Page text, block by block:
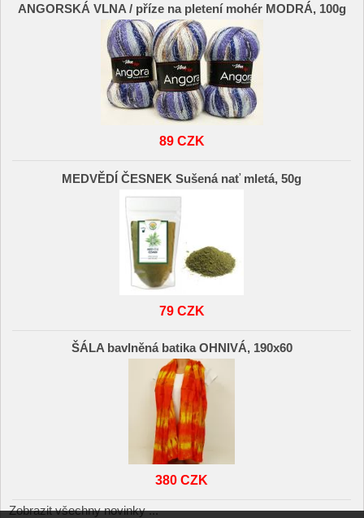
ANGORSKÁ VLNA / příze na pletení mohér MODRÁ, 100g
89 CZK
MEDVĚDÍ ČESNEK Sušená nať mletá, 50g
79 CZK
ŠÁLA bavlněná batika OHNIVÁ, 190x60
380 CZK
Zobrazit všechny novinky ...